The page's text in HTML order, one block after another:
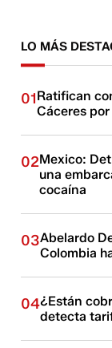
LO MÁS
01Ratifican
Cáceres
02Mexico:
una
cocaína
03Abelardo
Colombia
04¿Están
detecta